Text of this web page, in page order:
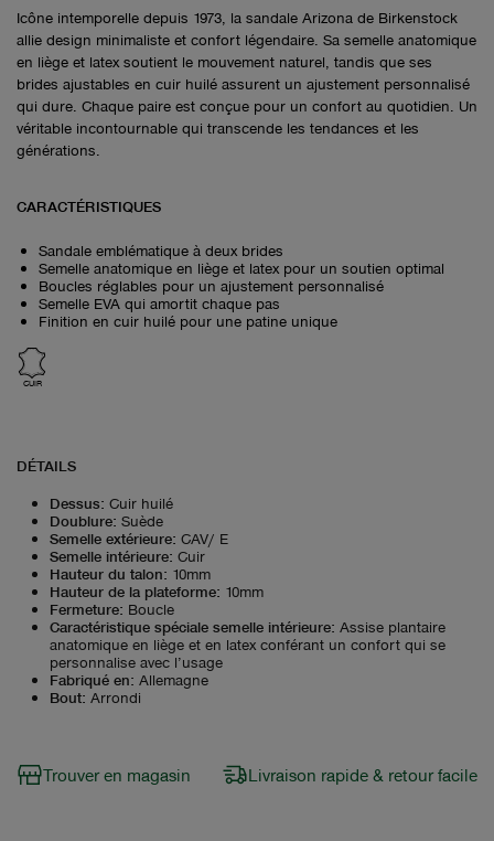
Icône intemporelle depuis 1973, la sandale Arizona de Birkenstock
allie design minimaliste et confort légendaire. Sa semelle anatomique
en liège et latex soutient le mouvement naturel, tandis que ses
brides ajustables en cuir huilé assurent un ajustement personnalisé
qui dure. Chaque paire est conçue pour un confort au quotidien. Un
véritable incontournable qui transcende les tendances et les
générations.
CARACTÉRISTIQUES
Sandale emblématique à deux brides
Semelle anatomique en liège et latex pour un soutien optimal
Boucles réglables pour un ajustement personnalisé
Semelle EVA qui amortit chaque pas
Finition en cuir huilé pour une patine unique
CUIR
DÉTAILS
Dessus: Cuir huilé
Doublure: Suède
Semelle extérieure: CAV/ E
Semelle intérieure: Cuir
Hauteur du talon: 10mm
Hauteur de la plateforme: 10mm
Fermeture: Boucle
Caractéristique spéciale semelle intérieure: Assise plantaire
anatomique en liège et en latex conférant un confort qui se
personnalise avec l’usage
Fabriqué en: Allemagne
Bout: Arrondi
Trouver en magasin Livraison rapide & retour facile